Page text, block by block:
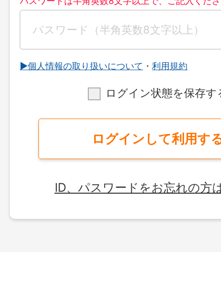
▶︎個人情報の取り扱いについて ・ 利用規約
ログイン状態を保存す
ログインして利用す
ID、パスワードをお忘れの方